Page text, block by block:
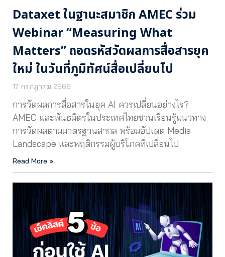
Dataxet ในฐานะสมาชิก AMEC ร่วม
Webinar “Measuring What
Matters” ถอดรหัสวัดผลการสื่อสารยุค
ใหม่ ในวันที่ภูมิทัศน์สื่อเปลี่ยนไป
17 กรกฎาคม 2569
การวัดผลการสื่อสารในยุค AI ควรเปลี่ยนอย่างไร?
AMEC และพันธมิตรในประเทศไทยชวนเรียนรู้แนวทาง
การวัดผลตามมาตรฐานสากล พร้อมอัปเดต Media
Landscape และพฤติกรรมผู้บริโภคที่เปลี่ยนไป
Read More »